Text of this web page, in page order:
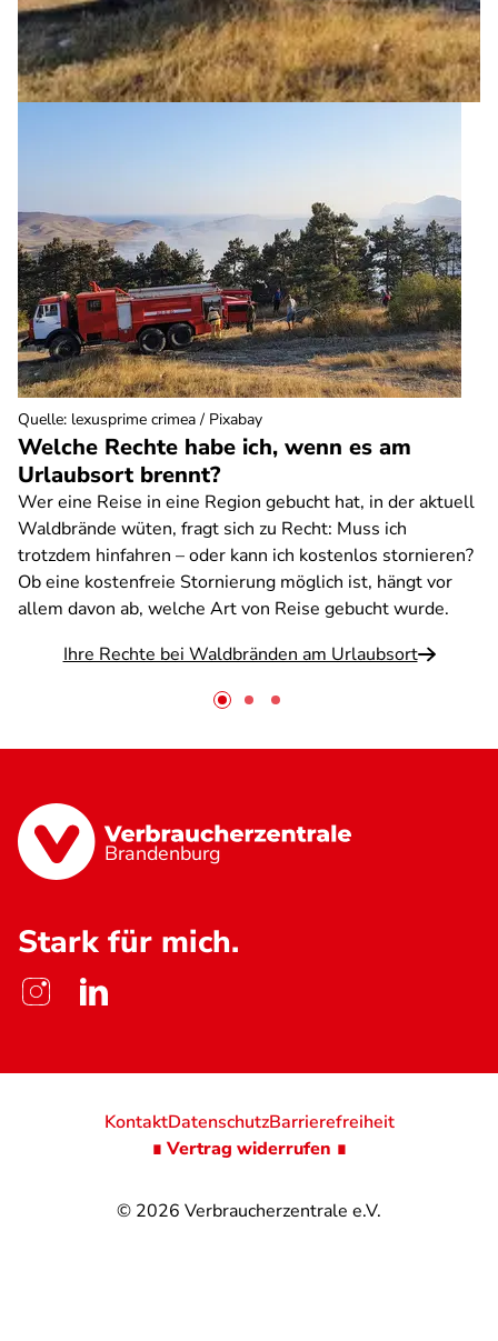
Welche Rechte habe ich, wenn es am
Urlaubsort brennt?
Wer eine Reise in eine Region gebucht hat, in der aktuell
Waldbrände wüten, fragt sich zu Recht: Muss ich
trotzdem hinfahren – oder kann ich kostenlos stornieren?
Ob eine kostenfreie Stornierung möglich ist, hängt vor
allem davon ab, welche Art von Reise gebucht wurde.
Ihre Rechte bei Waldbränden am Urlaubsort
Quelle: lexusprime crimea / Pixabay
Brandenburg
Stark für mich.
© 2026 Verbraucherzentrale e.V.
KontaktDatenschutzBarrierefreiheit
∎ Vertrag widerrufen ∎